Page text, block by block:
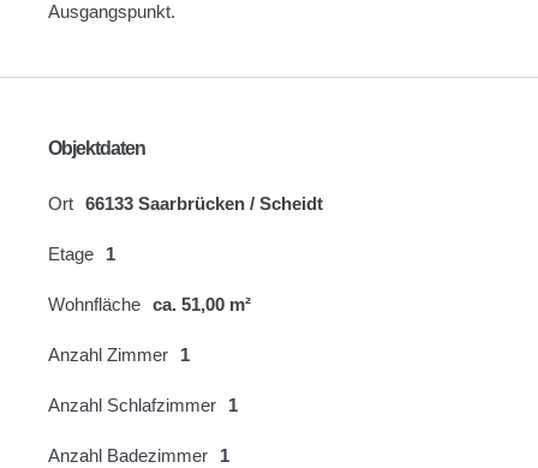
Ausgangspunkt.
Objektdaten
Ort 66133 Saarbrücken / Scheidt
Etage 1
Wohnfläche ca. 51,00 m²
Anzahl Zimmer 1
Anzahl Schlafzimmer 1
Anzahl Badezimmer 1